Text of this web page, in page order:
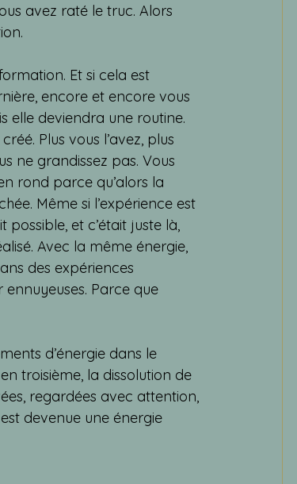
avez raté le truc. Alors
Et si cela est
encore et encore vous
elle deviendra une routine.
Plus vous l’avez, plus
ne grandissez pas. Vous
rond parce qu’alors la
Même si l’expérience est
et c’était juste là,
Avec la même énergie,
des expériences
Parce que
d’énergie dans le
troisième, la dissolution de
regardées avec attention,
devenue une énergie